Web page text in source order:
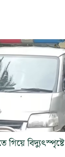
বিদ্যুৎস্পৃষ্টে